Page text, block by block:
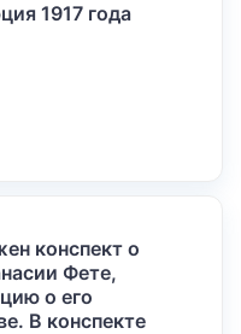
1917 года
конспект о
Фете,
о его
В конспекте